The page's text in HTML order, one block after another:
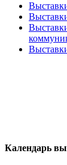
Календарь